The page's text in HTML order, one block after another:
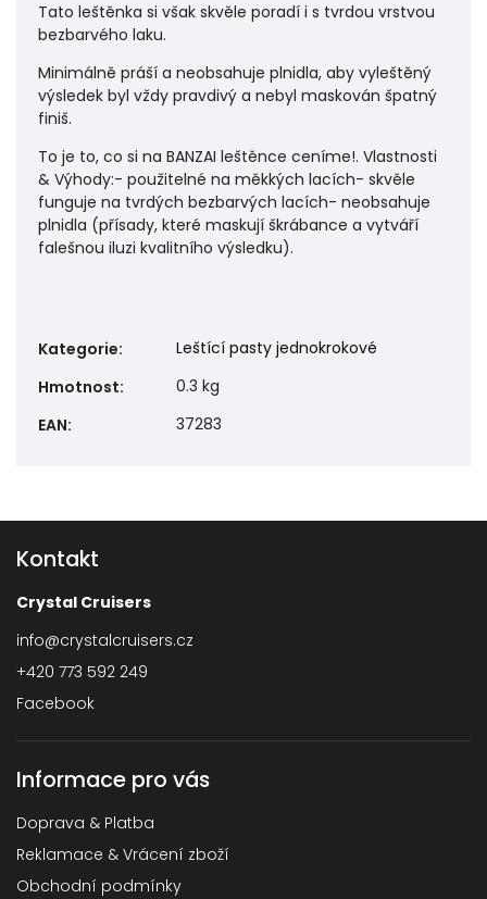
Tato leštěnka si však skvěle poradí i s tvrdou vrstvou
bezbarvého laku.
Minimálně práší a neobsahuje plnidla, aby vyleštěný
výsledek byl vždy pravdivý a nebyl maskován špatný
finiš.
To je to, co si na BANZAI leštěnce ceníme!. Vlastnosti
& Výhody:- použitelné na měkkých lacích- skvěle
funguje na tvrdých bezbarvých lacích- neobsahuje
plnidla (přísady, které maskují škrábance a vytváří
falešnou iluzi kvalitního výsledku).
Kategorie:
Leštící pasty jednokrokové
Hmotnost:
0.3 kg
EAN: 37283
Kontakt
Crystal Cruisers
info@crystalcruisers.cz
+420 773 592 249
Facebook
Informace pro vás
Doprava & Platba
Reklamace & Vrácení zboží
Obchodní podmínky